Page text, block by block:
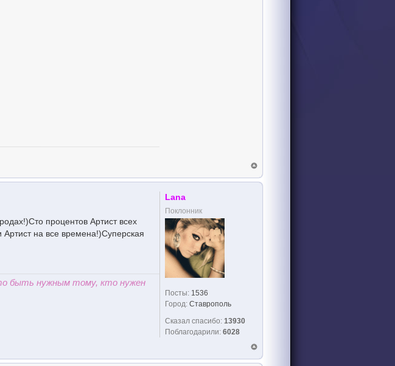
процентов Артист всех
на все времена!)Суперская
быть нужным тому, кто нужен
Lana
Поклонник
Посты: 1536
Город: Ставрополь
Сказал спасибо: 13930
Поблагодарили: 6028